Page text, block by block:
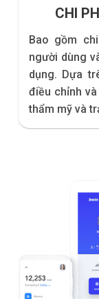
CHI
Bao gồm
người dùng
dụng. Dựa
điều chỉnh
thẩm mỹ và